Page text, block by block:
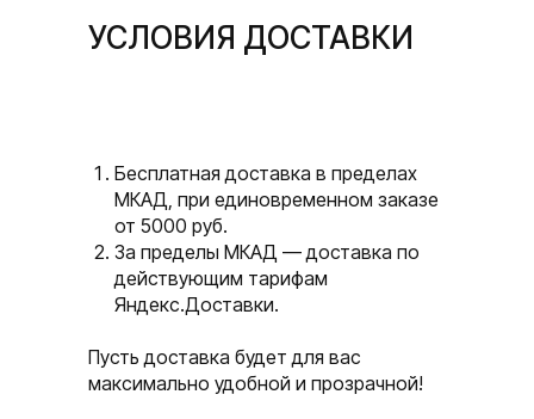
УСЛОВИЯ ДОСТАВКИ
Бесплатная доставка в пределах
МКАД, при единовременном заказе
от 5000 руб.
За пределы МКАД — доставка по
действующим тарифам
Яндекс.Доставки.
Пусть доставка будет для вас
максимально удобной и прозрачной!
Написать в Telegram